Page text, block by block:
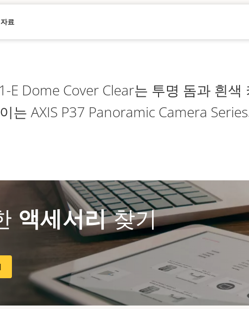
료
E Dome Cover Clear는 투명 돔과 흰색
는 AXIS P37 Panoramic Camera
액세서리찾기